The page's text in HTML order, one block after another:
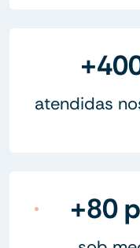
atendidas
+80